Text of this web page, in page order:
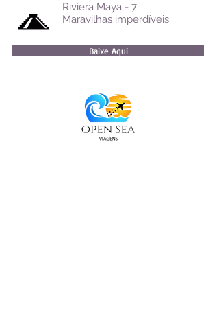
Riviera Maya - 7
Maravilhas imperdíveis
Baixe Aqui